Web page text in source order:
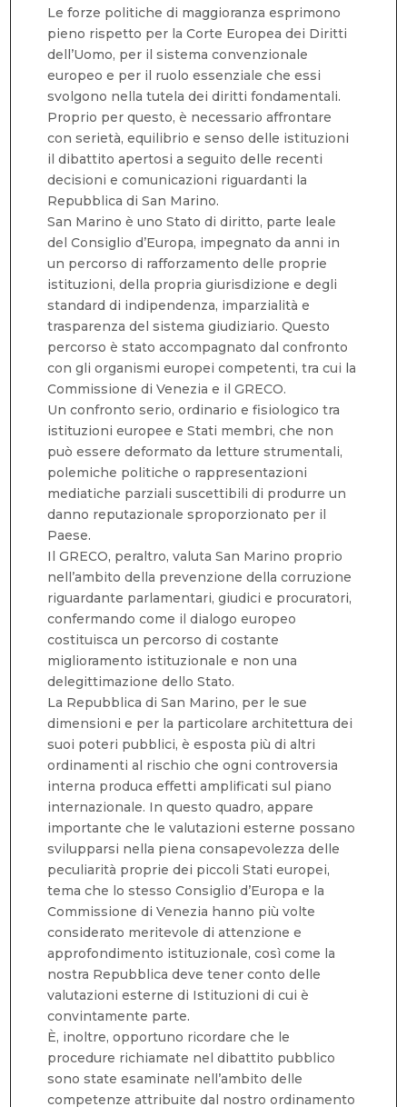
Le forze politiche di maggioranza esprimono
pieno rispetto per la Corte Europea dei Diritti
dell’Uomo, per il sistema convenzionale
europeo e per il ruolo essenziale che essi
svolgono nella tutela dei diritti fondamentali.
Proprio per questo, è necessario affrontare
con serietà, equilibrio e senso delle istituzioni
il dibattito apertosi a seguito delle recenti
decisioni e comunicazioni riguardanti la
Repubblica di San Marino.
San Marino è uno Stato di diritto, parte leale
del Consiglio d’Europa, impegnato da anni in
un percorso di rafforzamento delle proprie
istituzioni, della propria giurisdizione e degli
standard di indipendenza, imparzialità e
trasparenza del sistema giudiziario. Questo
percorso è stato accompagnato dal confronto
con gli organismi europei competenti, tra cui la
Commissione di Venezia e il GRECO.
Un confronto serio, ordinario e fisiologico tra
istituzioni europee e Stati membri, che non
può essere deformato da letture strumentali,
polemiche politiche o rappresentazioni
mediatiche parziali suscettibili di produrre un
danno reputazionale sproporzionato per il
Paese.
Il GRECO, peraltro, valuta San Marino proprio
nell’ambito della prevenzione della corruzione
riguardante parlamentari, giudici e procuratori,
confermando come il dialogo europeo
costituisca un percorso di costante
miglioramento istituzionale e non una
delegittimazione dello Stato.
La Repubblica di San Marino, per le sue
dimensioni e per la particolare architettura dei
suoi poteri pubblici, è esposta più di altri
ordinamenti al rischio che ogni controversia
interna produca effetti amplificati sul piano
internazionale. In questo quadro, appare
importante che le valutazioni esterne possano
svilupparsi nella piena consapevolezza delle
peculiarità proprie dei piccoli Stati europei,
tema che lo stesso Consiglio d’Europa e la
Commissione di Venezia hanno più volte
considerato meritevole di attenzione e
approfondimento istituzionale, così come la
nostra Repubblica deve tener conto delle
valutazioni esterne di Istituzioni di cui è
convintamente parte.
È, inoltre, opportuno ricordare che le
procedure richiamate nel dibattito pubblico
sono state esaminate nell’ambito delle
competenze attribuite dal nostro ordinamento